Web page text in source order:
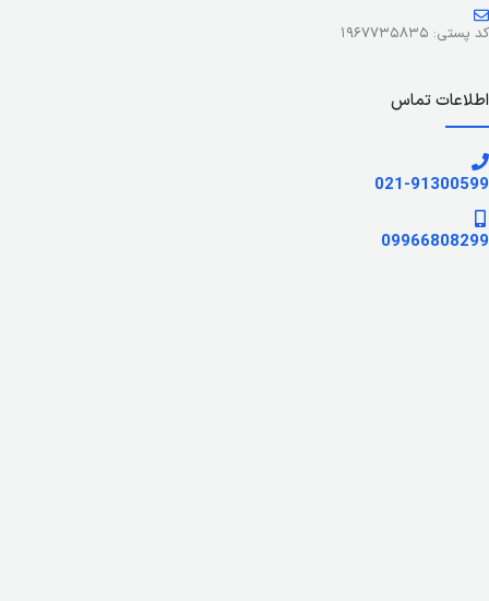
کد پستی: ۱۹۶۷۷۳۵۸۳۵
اطلاعات تماس
021-91300599
09966808299